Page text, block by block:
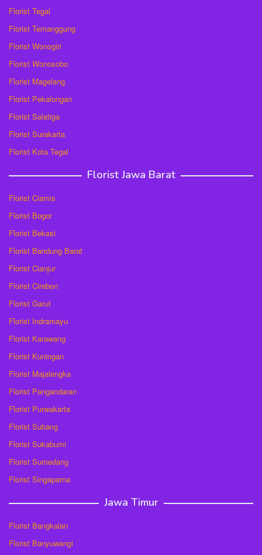
Florist Tegal
Florist Temanggung
Florist Wonogiri
Florist Wonosobo
Florist Magelang
Florist Pekalongan
Florist Salatiga
Florist Surakarta
Florist Kota Tegal
Florist Jawa Barat
Florist Ciamis
Florist Bogor
Florist Bekasi
Florist Bandung Barat
Florist Cianjur
Florist Cirebon
Florist Garut
Florist Indramayu
Florist Karawang
Florist Kuningan
Florist Majalengka
Florist Pangandaran
Florist Purwakarta
Florist Subang
Florist Sukabumi
Florist Sumedang
Florist Singaparna
Jawa Timur
Florist Bangkalan
Florist Banyuwangi